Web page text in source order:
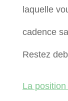
laquelle
cadence
Restez
La